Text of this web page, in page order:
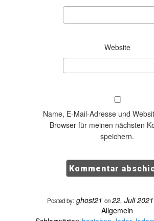
Website
Name, E-Mail-Adresse und
Browser für meinen nächsten
speichern.
Posted by: ghost21 on22. Juli 2021
Allgemein